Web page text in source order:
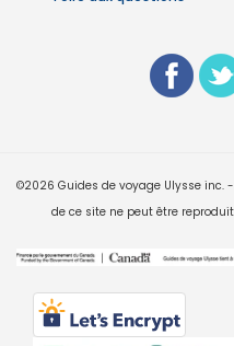
©2026 Guides de voyage Ulysse inc.
de ce site ne peut être